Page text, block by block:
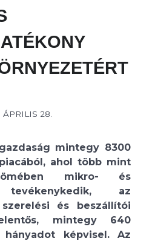
28.
mintegy 8300
ahol több mint
mikro- és
tevékenykedik, az
és beszállítói
mintegy 640
képvisel. Az